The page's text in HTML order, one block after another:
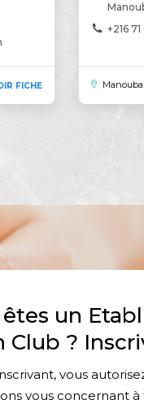
FICHE
+216
Manouba
un
Club ?
vous
vous concernant à